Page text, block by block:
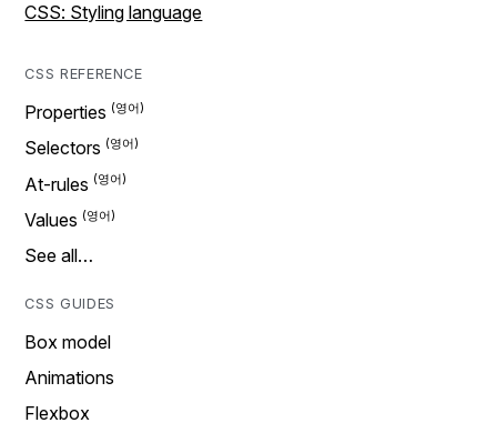
CSS: Styling language
CSS REFERENCE
Properties
Selectors
At-rules
Values
See all…
CSS GUIDES
Box model
Animations
Flexbox